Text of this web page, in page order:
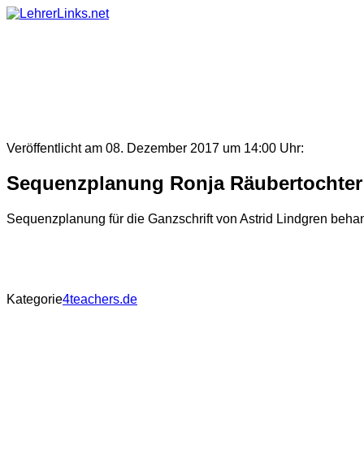
Skip
Veröffentlicht am 08. Dezember 2017 um 14:00 Uhr:
Sequenzplanung Ronja Räubertochter
Sequenzplanung für die Ganzschrift von Astrid Lindgren
Kategorie4teachers.de